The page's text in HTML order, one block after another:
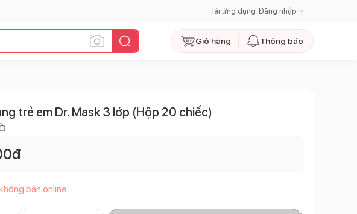
Tải ứng dụng Đăng nhập
Giỏ hàng Thông báo
trẻ em Dr. Mask 3 lớp (Hộp 20 chiếc)
đ
bán online.